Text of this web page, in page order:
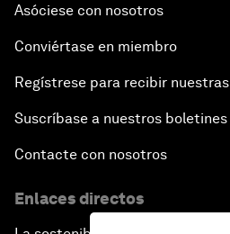
Asóciese con nosotros
Conviértase en miembro
Regístrese para recibir
Suscríbase a nuestros boletines
Contacte con nosotros
Enlaces directos